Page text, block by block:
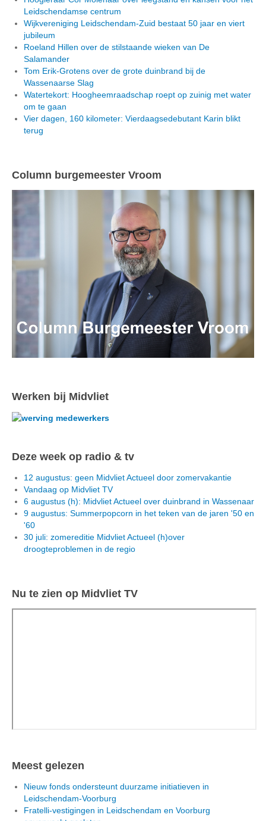
Leidschendamse centrum
Wijkvereniging Leidschendam-Zuid bestaat 50 jaar en viert
jubileum
Roeland Hillen over de stilstaande wieken van De
Salamander
Tom Erik-Grotens over de grote duinbrand bij de
Wassenaarse Slag
Watertekort: Hoogheemraadschap roept op zuinig met water
om te gaan
Vier dagen, 160 kilometer: Vierdaagsedebutant Karin blikt
terug
Column burgemeester Vroom
Werken bij Midvliet
Deze week op radio & tv
12 augustus: geen Midvliet Actueel door zomervakantie
Vandaag op Midvliet TV
6 augustus (h): Midvliet Actueel over duinbrand in Wassenaar
9 augustus: Summerpopcorn in het teken van de jaren '50 en
'60
30 juli: zomereditie Midvliet Actueel (h)over
droogteproblemen in de regio
Nu te zien op Midvliet TV
Meest gelezen
Nieuw fonds ondersteunt duurzame initiatieven in
Leidschendam-Voorburg
Fratelli-vestigingen in Leidschendam en Voorburg